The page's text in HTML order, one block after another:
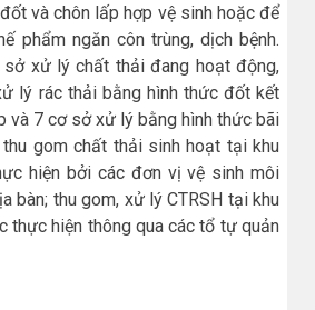
và chôn lấp hợp vệ sinh hoặc để
phẩm ngăn côn trùng, dịch bệnh.
xử lý chất thải đang hoạt động,
lý rác thải bằng hình thức đốt kết
và 7 cơ sở xử lý bằng hình thức bãi
gom chất thải sinh hoạt tại khu
hiện bởi các đơn vị vệ sinh môi
bàn; thu gom, xử lý CTRSH tại khu
thực hiện thông qua các tổ tự quản